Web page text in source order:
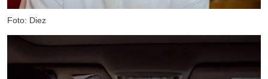
Foto: Diez